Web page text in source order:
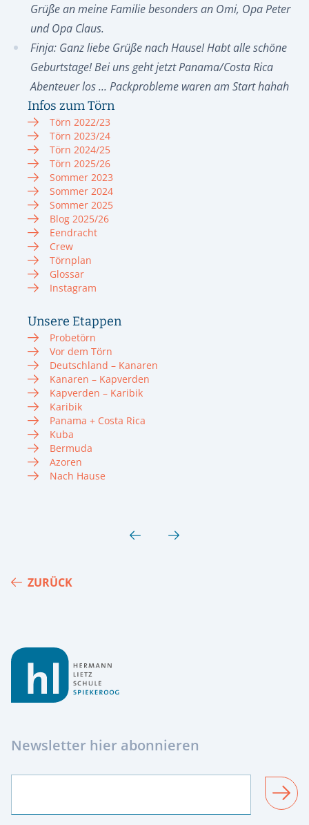
Grüße an meine Familie besonders an Omi, Opa Peter
und Opa Claus.
Finja: Ganz liebe Grüße nach Hause! Habt alle schöne
Geburtstage! Bei uns geht jetzt Panama/Costa Rica
Abenteuer los ... Packprobleme waren am Start hahah
Infos zum Törn
Törn 2022/23
Törn 2023/24
Törn 2024/25
Törn 2025/26
Sommer 2023
Sommer 2024
Sommer 2025
Blog 2025/26
Eendracht
Crew
Törnplan
Glossar
Instagram
Unsere Etappen
Probetörn
Vor dem Törn
Deutschland – Kanaren
Kanaren – Kapverden
Kapverden – Karibik
Karibik
Panama + Costa Rica
Kuba
Bermuda
Azoren
Nach Hause
ZURÜCK
Newsletter hier abonnieren
SENDEN